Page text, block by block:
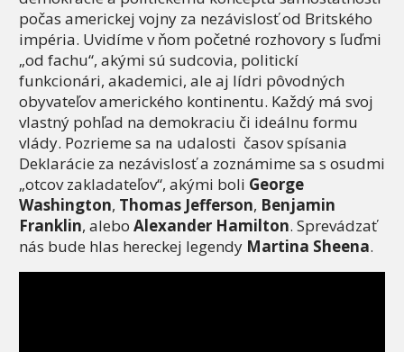
počas americkej vojny za nezávislosť od Britského
impéria. Uvidíme v ňom početné rozhovory s ľuďmi
„od fachu“, akými sú sudcovia, politickí
funkcionári, akademici, ale aj lídri pôvodných
obyvateľov amerického kontinentu. Každý má svoj
vlastný pohľad na demokraciu či ideálnu formu
vlády. Pozrieme sa na udalosti časov spísania
Deklarácie za nezávislosť a zoznámime sa s osudmi
„otcov zakladateľov“, akými boli George
Washington, Thomas Jefferson, Benjamin
Franklin, alebo Alexander Hamilton. Sprevádzať
nás bude hlas hereckej legendy Martina Sheena.